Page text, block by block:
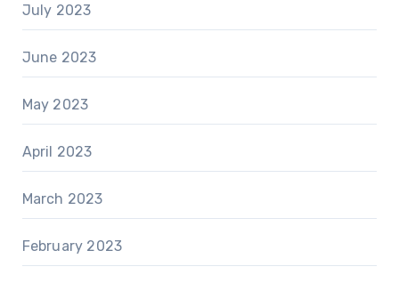
July 2023
June 2023
May 2023
April 2023
March 2023
February 2023